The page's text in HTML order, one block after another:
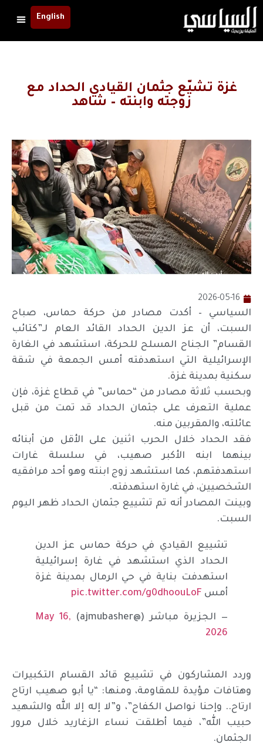
English
غزة تشيّع جثمان القيادي الحداد مع
زوجته وابنته – شاهد
2026-05-16
السياسي – أكدت مصادر من حركة حماس، صباح
السبت، أن عز الدين الحداد القائد العام لـ”كتائب
القسام” الجناح المسلح للحركة، استشهد في الغارة
الإسرائيلية التي استهدفته أمس الجمعة في شقة
سكنية بمدينة غزة.
وبحسب ثلاثة مصادر من “حماس” في قطاع غزة، فإن
عملية التعرف على جثمان الحداد قد تمت من قبل
عائلته، والمقربين منه.
فقد الحداد خلال الحرب اثنين على الأقل من أبنائه
بينهما ابنه الأكبر صهيب، في سلسلة غارات
استهدفتهم، كما استشهد زوج ابنته وهو أحد مرافقيه
الشخصيين، في غارة استهدفته.
وبينت المصادر أنه تم تشييع جثمان الحداد ظهر اليوم
السبت.
تشييع القيادي في حركة حماس عز الدين
الحداد الذي استشهد في غارة إسرائيلية
استهدفت بناية في حي الرمال بمدينة غزة
أمس pic.twitter.com/g0dhoouLoF
— الجزيرة مباشر (@ajmubasher)
May 16,
2026
وردد المشاركون في تشييع قائد القسام التكبيرات
وهتافات مؤيدة للمقاومة، ومنها: “يا أبو صهيب ارتاح
ارتاح.. وإحنا نواصل الكفاح”، و”لا إله إلا الله والشهيد
حبيب الله”، فيما أطلقت نساء الزغاريد خلال مرور
الجثمان.